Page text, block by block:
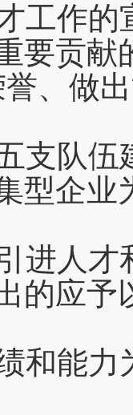
工作
要贡献
、做
支队
型企业
进人
的应
和能